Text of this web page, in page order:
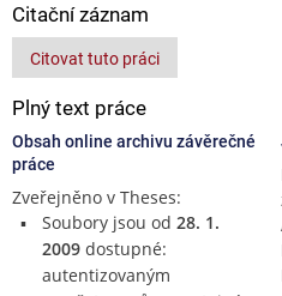
Citační záznam
Citovat tuto práci
Plný text práce
Obsah online archivu závěrečné
práce
Zveřejněno v Theses:
Soubory jsou od 28. 1.
2009dostupné:
autentizovaným